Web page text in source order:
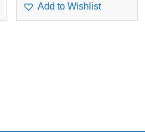
Add to Wishlist